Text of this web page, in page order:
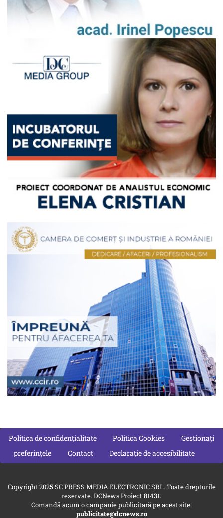
Politica de confidențialitate Politica Cookies
Gestionați
preferințele
Contact Declarație de accesibilitate
Copyright 2025 SC PRESS MEDIA ELECTRONIC SRL. Toate drepturile
rezervate. DCNews Proiect 81431.
Comandă acum o campanie publicitară pe acest site:
publicitate@dcnews.ro